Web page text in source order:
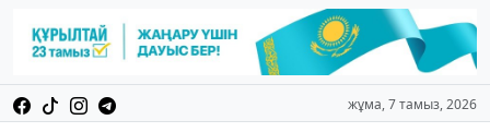
жұма, 7 тамыз, 2026